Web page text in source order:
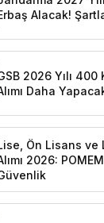
Alacak!
2026 Yılı
Daha
Ön Lisans ve
2026: